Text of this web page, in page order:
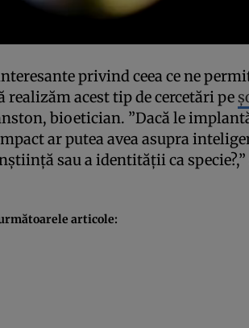
privind ceea ce ne
realizăm acest tip de cercetări pe
bioetician. ”Dacă le
ar putea avea asupra
sau a identităţii ca
articole: